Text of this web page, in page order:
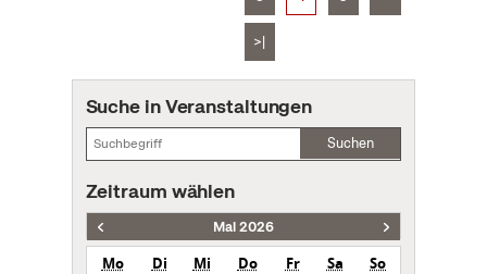
>|
Suche in Veranstaltungen
Suchen
Zeitraum wählen
Mai 2026
Mo Di Mi Do Fr Sa
So